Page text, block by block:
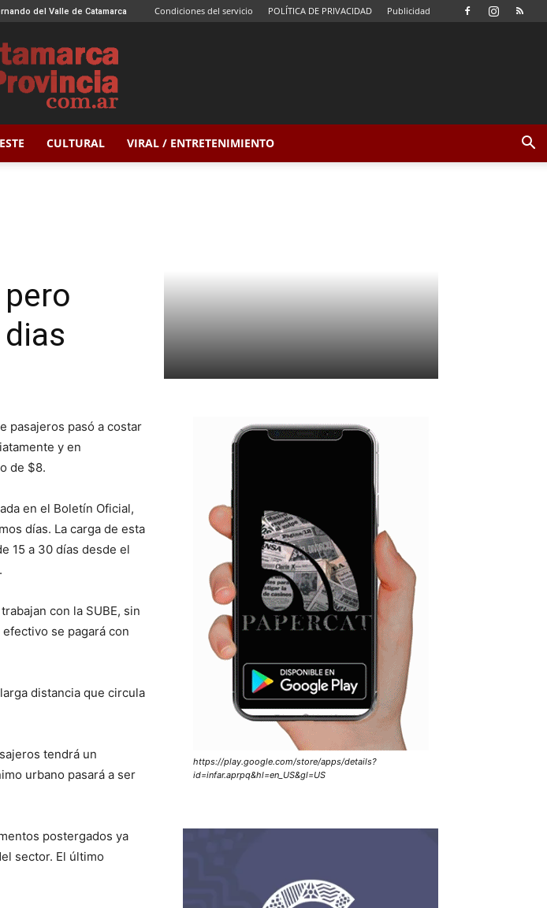
del Valle de Catamarca Condiciones del servicio POLÍTICA DE PRIVACIDAD Publicidad
Catamarca
CULTURAL VIRAL / ENTRETENIMIENTO
pasajeros pasó a costar
y en
de $8.
en el Boletín Oficial,
días. La carga de esta
15 a 30 días desde el
con la SUBE, sin
se pagará con
distancia que circula
tendrá un
urbano pasará a ser
postergados ya
sector. El último
https://play.google.com/store/apps/details?
id=infar.aprpq&hl=en_US&gl=US